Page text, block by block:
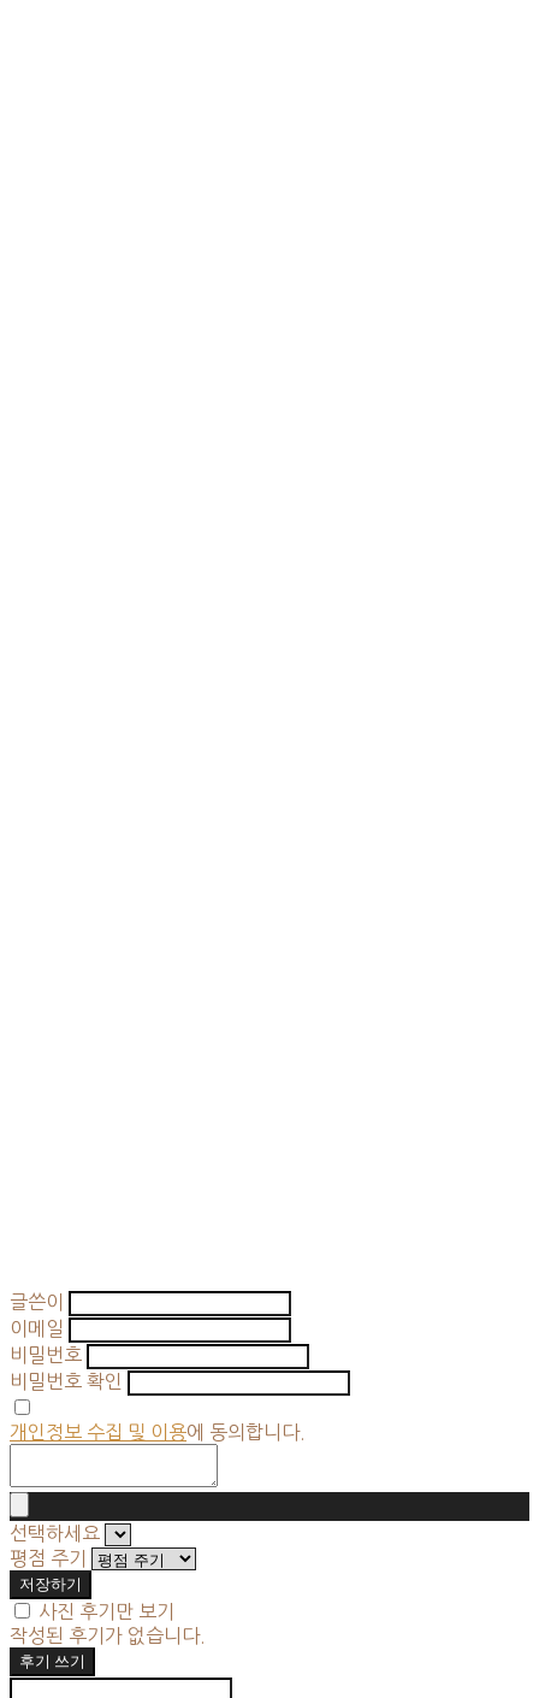
글쓴이
이메일
비밀번호
비밀번호 확인
개인정보 수집 및 이용에 동의합니다.
선택하세요
평점 주기
저장하기
사진 후기만 보기
작성된 후기가 없습니다.
후기 쓰기